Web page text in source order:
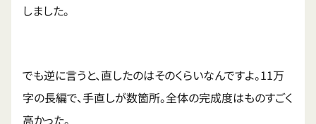
しました。
でも逆に言うと、直したのはそのくらいなんですよ。11万
字の長編で、手直しが数箇所。全体の完成度はものすごく
高かった。